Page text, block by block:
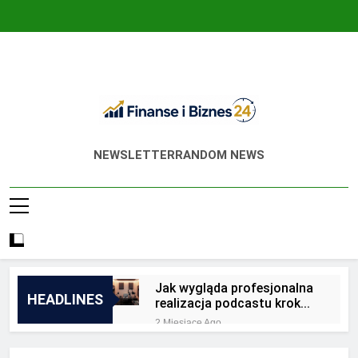
Finanse I Biznes
24
Jak Zadbać O Własne Finanse? Fachowa
NEWSLETTERRANDOM NEWS
HEADLINES
Jak wygląda profesjonalna
realizacja podcastu krok
po kroku?
2 Miesiące Ago